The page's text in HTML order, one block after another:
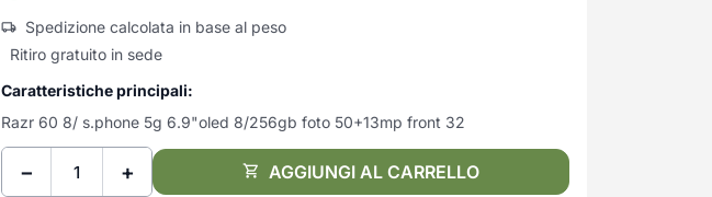
Spedizione calcolata in base al peso
Ritiro gratuito in sede
Caratteristiche principali:
Razr 60 8/ s.phone 5g 6.9"oled 8/256gb foto 50+13mp front 32
− + AGGIUNGI AL CARRELLO